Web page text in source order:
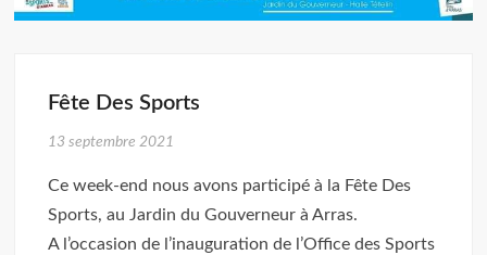
Fête Des Sports
13 septembre 2021
Ce week-end nous avons participé à la Fête Des
Sports, au Jardin du Gouverneur à Arras.
A l’occasion de l’inauguration de l’Office des Sports